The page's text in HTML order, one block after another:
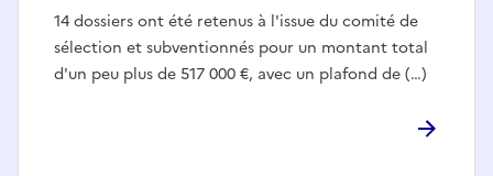
14 dossiers ont été retenus à l'issue du comité de
sélection et subventionnés pour un montant total
d'un peu plus de 517 000 €, avec un plafond de (…)